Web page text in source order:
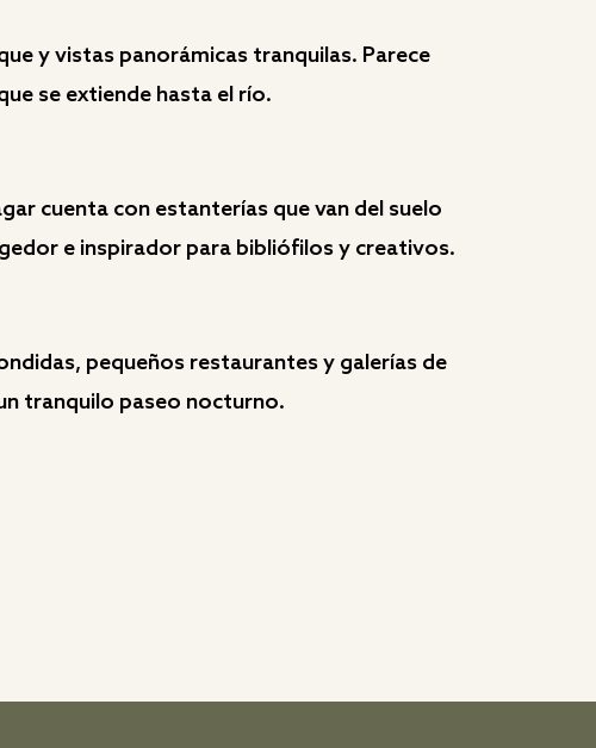
y vistas panorámicas tranquilas. Parece
se extiende hasta el río.
cuenta con estanterías que van del suelo
e inspirador para bibliófilos y creativos.
pequeños restaurantes y galerías de
tranquilo paseo nocturno.